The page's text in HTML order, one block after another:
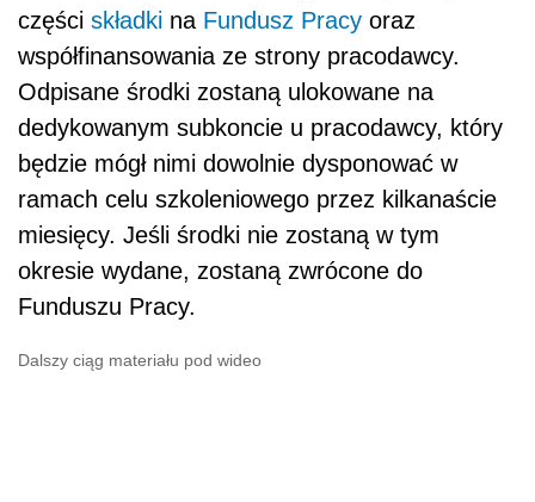
części składki na Fundusz Pracy oraz
współfinansowania ze strony pracodawcy.
Odpisane środki zostaną ulokowane na
dedykowanym subkoncie u pracodawcy, który
będzie mógł nimi dowolnie dysponować w
ramach celu szkoleniowego przez kilkanaście
miesięcy. Jeśli środki nie zostaną w tym
okresie wydane, zostaną zwrócone do
Funduszu Pracy.
Dalszy ciąg materiału pod wideo